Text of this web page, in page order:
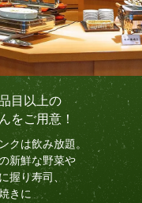
目以上の
をご用意！
クは飲み放題。
新鮮な野菜や
握り寿司、
きに